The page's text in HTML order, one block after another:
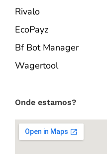
Rivalo
EcoPayz
Bf Bot Manager
Wagertool
Onde estamos?